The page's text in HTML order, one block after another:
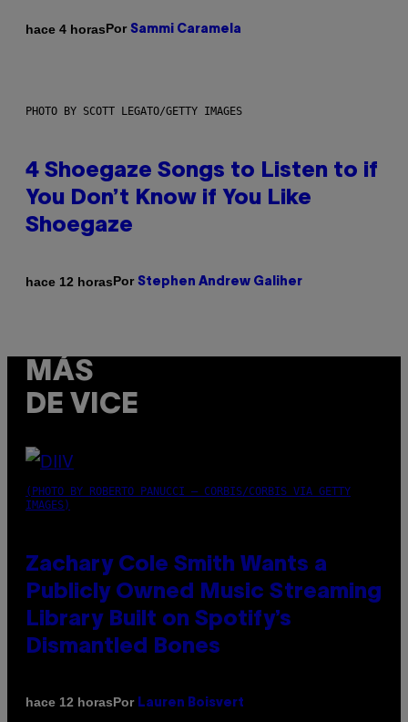
hace 4 horasPor Sammi Caramela
PHOTO BY SCOTT LEGATO/GETTY IMAGES
4 Shoegaze Songs to Listen to if
You Don’t Know if You Like
Shoegaze
hace 12 horasPor Stephen Andrew Galiher
MÁS
DE VICE
(PHOTO BY ROBERTO PANUCCI – CORBIS/CORBIS VIA GETTY
IMAGES)
Zachary Cole Smith Wants a
Publicly Owned Music Streaming
Library Built on Spotify’s
Dismantled Bones
hace 12 horasPor Lauren Boisvert